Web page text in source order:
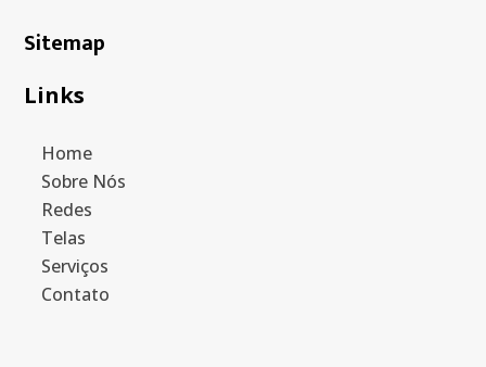
Sitemap
Links
Home
Sobre Nós
Redes
Telas
Serviços
Contato